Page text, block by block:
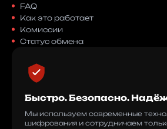
FAQ
Как это работает
Комиссии
Статус обмена
Быстро. Безопасно.
Мы используем современные
шифрования и сотрудничаем